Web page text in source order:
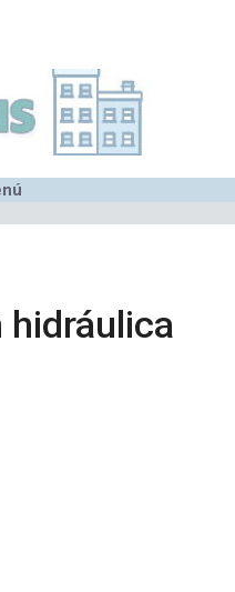
hidráulica